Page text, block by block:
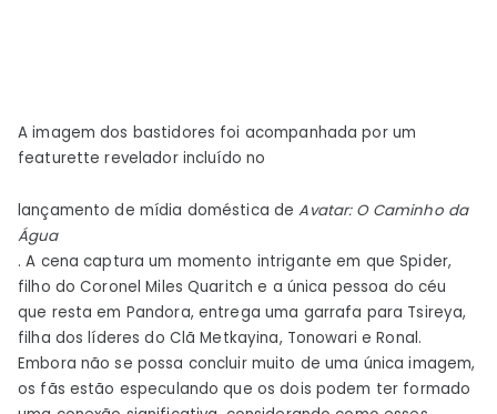
A imagem dos bastidores foi acompanhada por um
featurette revelador incluído no
lançamento de mídia doméstica deAvatar: O Caminho da
Água
. A cena captura um momento intrigante em que Spider,
filho do Coronel Miles Quaritch e a única pessoa do céu
que resta em Pandora, entrega uma garrafa para Tsireya,
filha dos líderes do Clã Metkayina, Tonowari e Ronal.
Embora não se possa concluir muito de uma única imagem,
os fãs estão especulando que os dois podem ter formado